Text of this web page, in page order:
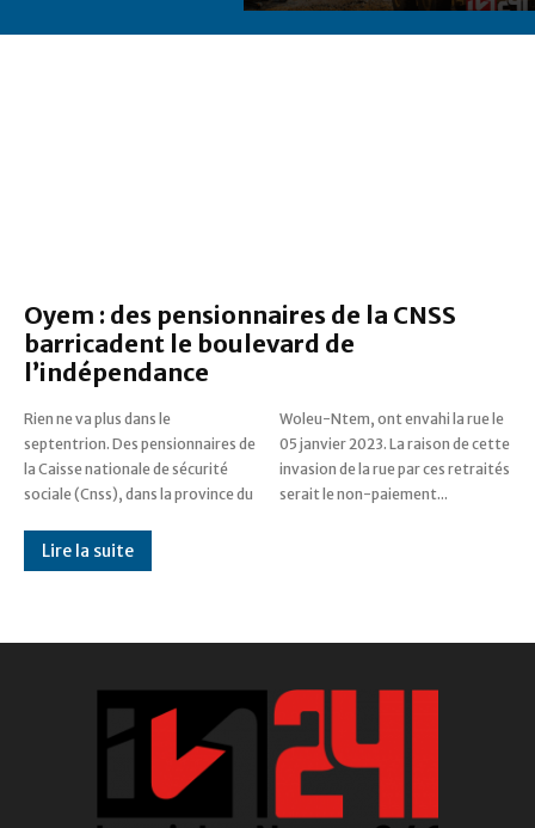
Oyem : des pensionnaires de la CNSS
barricadent le boulevard de
l’indépendance
Rien ne va plus dans le
septentrion. Des pensionnaires de
la Caisse nationale de sécurité
sociale (Cnss), dans la province du
Woleu-Ntem, ont envahi la rue le
05 janvier 2023. La raison de cette
invasion de la rue par ces retraités
serait le non-paiement...
Lire la suite